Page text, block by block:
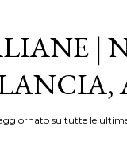
|
su tutte le